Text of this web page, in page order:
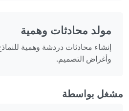
مولد محادثات وهمية
إنشاء محادثات دردشة وهمية
وأغراض التصميم.
مشغل بواسطة